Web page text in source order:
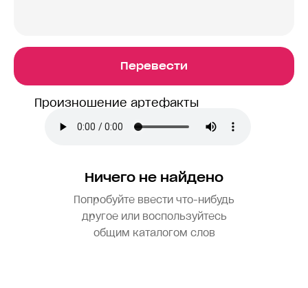
Перевести
Произношение артефакты
Ничего не найдено
Попробуйте ввести что-нибудь
другое или воспользуйтесь
общим каталогом слов